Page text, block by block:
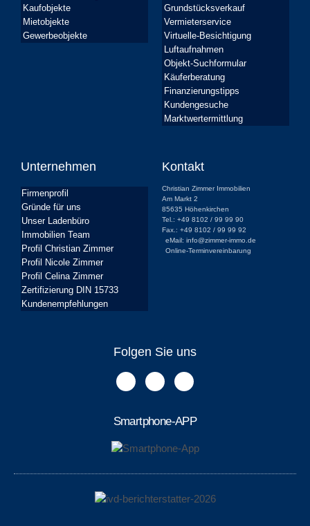
Kaufobjekte
Mietobjekte
Gewerbeobjekte
Grundstücksverkauf
Vermieterservice
Virtuelle-Besichtigung
Luftaufnahmen
Objekt-Suchformular
Käuferberatung
Finanzierungstipps
Kundengesuche
Marktwertermittlung
Unternehmen
Firmenprofil
Gründe für uns
Unser Ladenbüro
Immobilien Team
Profil Christian Zimmer
Profil Nicole Zimmer
Profil Celina Zimmer
Zertifizierung DIN 15733
Kundenempfehlungen
Kontakt
Christian Zimmer Immobilien
Am Markt 2
85635 Höhenkirchen
Tel.: +49 8102 / 99 99 90
Fax.: +49 8102 / 99 99 92
eMail: info@zimmer-immo.de
Online-Terminvereinbarung
Folgen Sie uns
Smartphone-APP